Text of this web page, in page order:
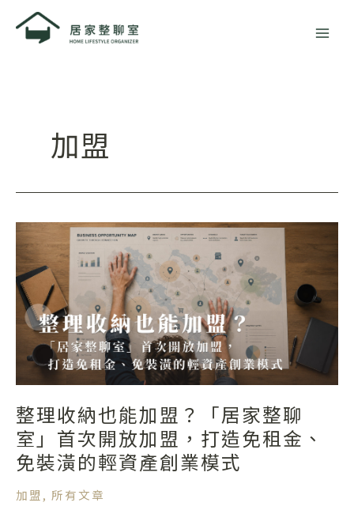
加盟
整理收納也能加盟？「居家整聊
室」首次開放加盟，打造免租金、
免裝潢的輕資產創業模式
加盟 , 所有文章
整
理
收
納
也
能
加
盟？
「居
整
聊
室」
首
次